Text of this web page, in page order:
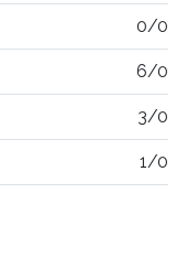
0/0
6/0
3/0
1/0